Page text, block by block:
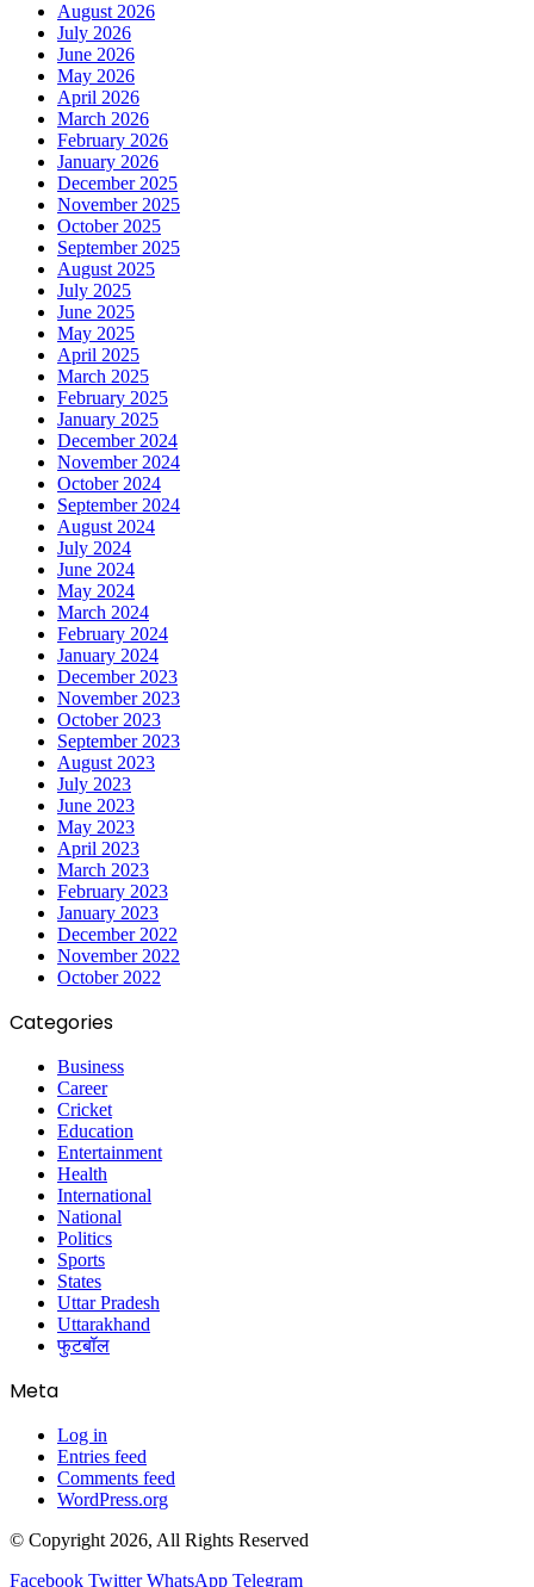
August 2026
July 2026
June 2026
May 2026
April 2026
March 2026
February 2026
January 2026
December 2025
November 2025
October 2025
September 2025
August 2025
July 2025
June 2025
May 2025
April 2025
March 2025
February 2025
January 2025
December 2024
November 2024
October 2024
September 2024
August 2024
July 2024
June 2024
May 2024
March 2024
February 2024
January 2024
December 2023
November 2023
October 2023
September 2023
August 2023
July 2023
June 2023
May 2023
April 2023
March 2023
February 2023
January 2023
December 2022
November 2022
October 2022
Categories
Business
Career
Cricket
Education
Entertainment
Health
International
National
Politics
Sports
States
Uttar Pradesh
Uttarakhand
फुटबॉल
Meta
Log in
Entries feed
Comments feed
WordPress.org
© Copyright 2026, All Rights Reserved
Facebook Twitter WhatsApp Telegram